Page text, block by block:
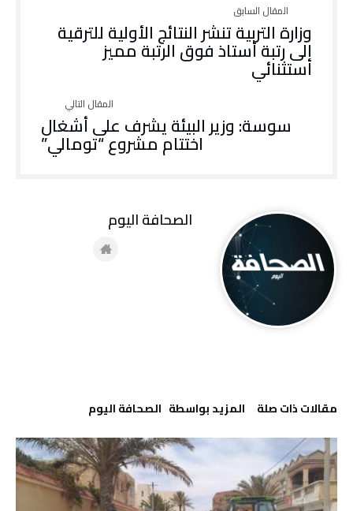
وزارة التربية تنشر النتائج الأولية للترقية
إلى رتبة أستاذ فوق الرتبة مميز
استثنائي
سوسة: وزير البيئة يشرف على أشغال
اختتام مشروع “تومالي”
‫مقالات ذات صلة‬ ‫‫المزيد بواسطة‬ ‬ ‭ ‬الصحافة‭ ‬اليوم